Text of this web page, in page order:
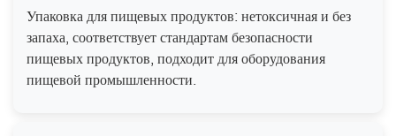
Упаковка для пищевых продуктов: нетоксичная и без
запаха, соответствует стандартам безопасности
пищевых продуктов, подходит для оборудования
пищевой промышленности.